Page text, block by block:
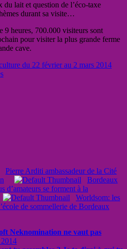
lait et question de l’éco-taxe
durant sa visite…
9 heures, 700.000 visiteurs sont
pour visiter la plus grande ferme
cave.
du 22 février au 2 mars 2014
Pierre Arditi ambassadeur de la Cité
Bordeaux
d’amateurs se forment à la
Worldsom: les
de sommellerie de Bordeaux
Neknomination ne vaut pas